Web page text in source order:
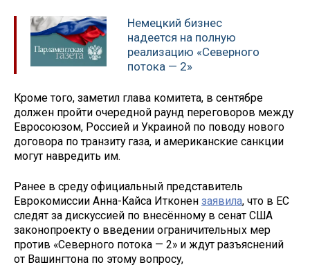
Немецкий бизнес
надеется на полную
реализацию «Северного
потока — 2»
Кроме того, заметил глава комитета, в сентябре
должен пройти очередной раунд переговоров между
Евросоюзом, Россией и Украиной по поводу нового
договора по транзиту газа, и американские санкции
могут навредить им.
Ранее в среду официальный представитель
Еврокомиссии Анна-Кайса Итконен заявила, что в ЕС
следят за дискуссией по внесённому в сенат США
законопроекту о введении ограничительных мер
против «Северного потока — 2» и ждут разъяснений
от Вашингтона по этому вопросу,